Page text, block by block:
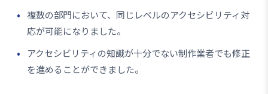
複数の部門において、同じレベルのアクセシビリティ対
応が可能になりました。
アクセシビリティの知識が十分でない制作業者でも修正
を進めることができました。